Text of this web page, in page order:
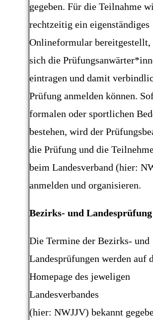
gegeben. Für die Teilnahme
rechtzeitig ein eigenständiges
Onlineformular bereitgestellt,
sich die
eintragen und damit
Prüfung anmelden können.
formalen oder sportlichen
bestehen, wird der
die Prüfung und die
beim Landesverband (hier:
anmelden und organisieren.
Bezirks- und Landesprüfung
Die Termine der Bezirks- und
Landesprüfungen werden auf
Homepage des jeweligen
Landesverbandes
(hier: NWJJV) bekannt